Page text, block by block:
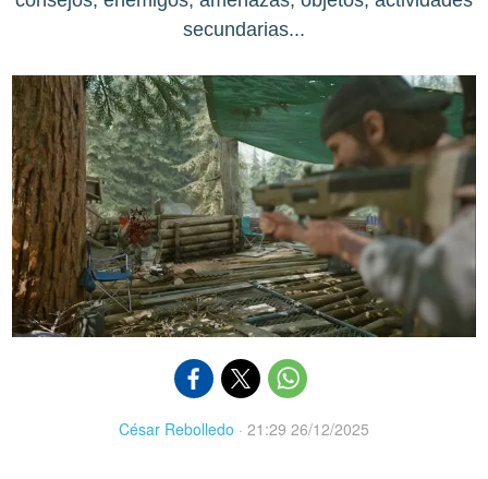
secundarias...
César Rebolledo · 21:29 26/12/2025